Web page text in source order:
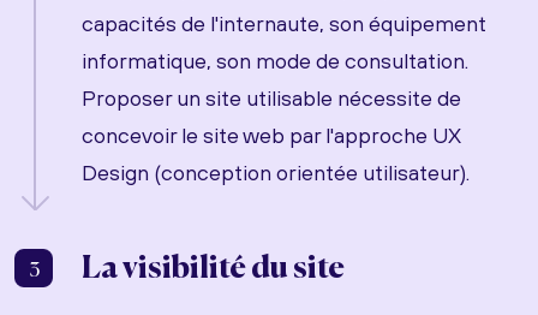
capacités de l'internaute, son équipement
informatique, son mode de consultation.
Proposer un site utilisable nécessite de
concevoir le site web par l'approche UX
Design (conception orientée utilisateur).
3 La visibilité du site